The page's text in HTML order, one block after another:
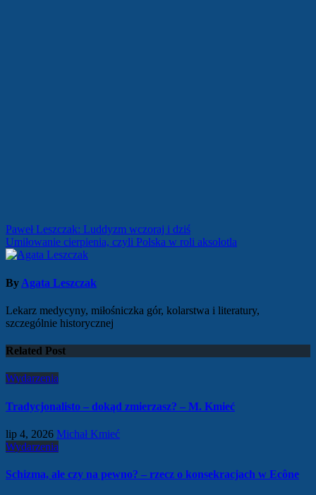
Nawigacja
wpisu
Paweł Leszczak: Luddyzm wczoraj i dziś
Umiłowanie cierpienia, czyli Polska w roli aksolotla
By Agata Leszczak
Lekarz medycyny, miłośniczka gór, kolarstwa i literatury,
szczególnie historycznej
Related Post
Wydarzenia
Tradycjonalisto – dokąd zmierzasz? – M. Kmieć
lip 4, 2026 Michał Kmieć
Wydarzenia
Schizma, ale czy na pewno? – rzecz o konsekracjach w Ecône